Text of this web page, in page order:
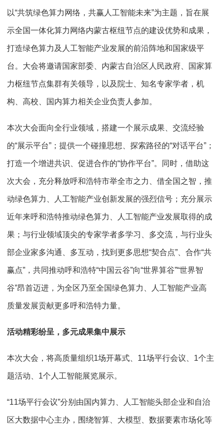
以“共筑绿色算力网络，共赢人工智能未来”为主题，旨在展
示全国一体化算力网络内蒙古枢纽节点的建设优势和成果，
打造绿色算力及人工智能产业发展的前沿阵地和国家级平
台。大会将邀请国家部委、内蒙古自治区人民政府、国家算
力枢纽节点集群有关领导，以及院士、知名专家学者，机
构、高校、国内算力相关企业负责人参加。
本次大会面向全行业领域，搭建一个展示成果、交流经验
的“展示平台”；提供一个碰撞思想、探索路径的“对话平台”；
打造一个增进共识、促进合作的“协作平台”。同时，借助这
次大会，充分释放呼和浩特市举全市之力、借全国之智，推
动绿色算力、人工智能产业创新发展的强烈信号；充分展示
近年来呼和浩特推动绿色算力、人工智能产业发展取得的成
果；与行业领域顶尖的专家学者多学习、多交流，与行业头
部企业家多沟通、多互动，找到更多思想“契合点”、合作“共
赢点”，共同推动呼和浩特“中国云谷”向“世界算谷”“世界智
谷”昂首迈进，为全区乃至全国绿色算力、人工智能产业高
质量发展贡献更多呼和浩特力量。
活动精彩纷呈，多元成果集中展示
本次大会，将高质量组织1场开幕式、11场平行会议、1个主
题活动、1个人工智能展览展示。
“11场平行会议”分别由国内算力、人工智能头部企业和自治
区大数据中心主办，围绕智算、大模型、数据要素市场化等